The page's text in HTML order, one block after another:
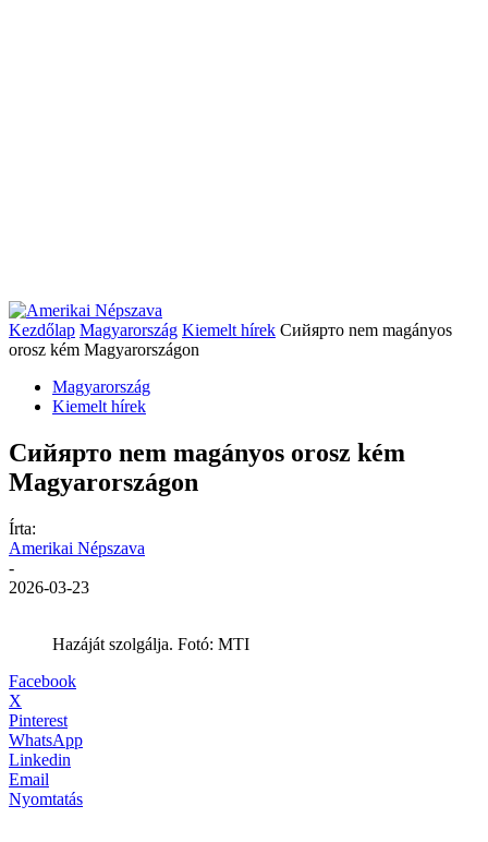
Kezdőlap Magyarország Kiemelt hírek Сийярто nem magányos
orosz kém Magyarországon
Magyarország
Kiemelt hírek
Сийярто nem magányos orosz kém
Magyarországon
Írta:
Amerikai Népszava
-
2026-03-23
Hazáját szolgálja. Fotó: MTI
Facebook
X
Pinterest
WhatsApp
Linkedin
Email
Nyomtatás